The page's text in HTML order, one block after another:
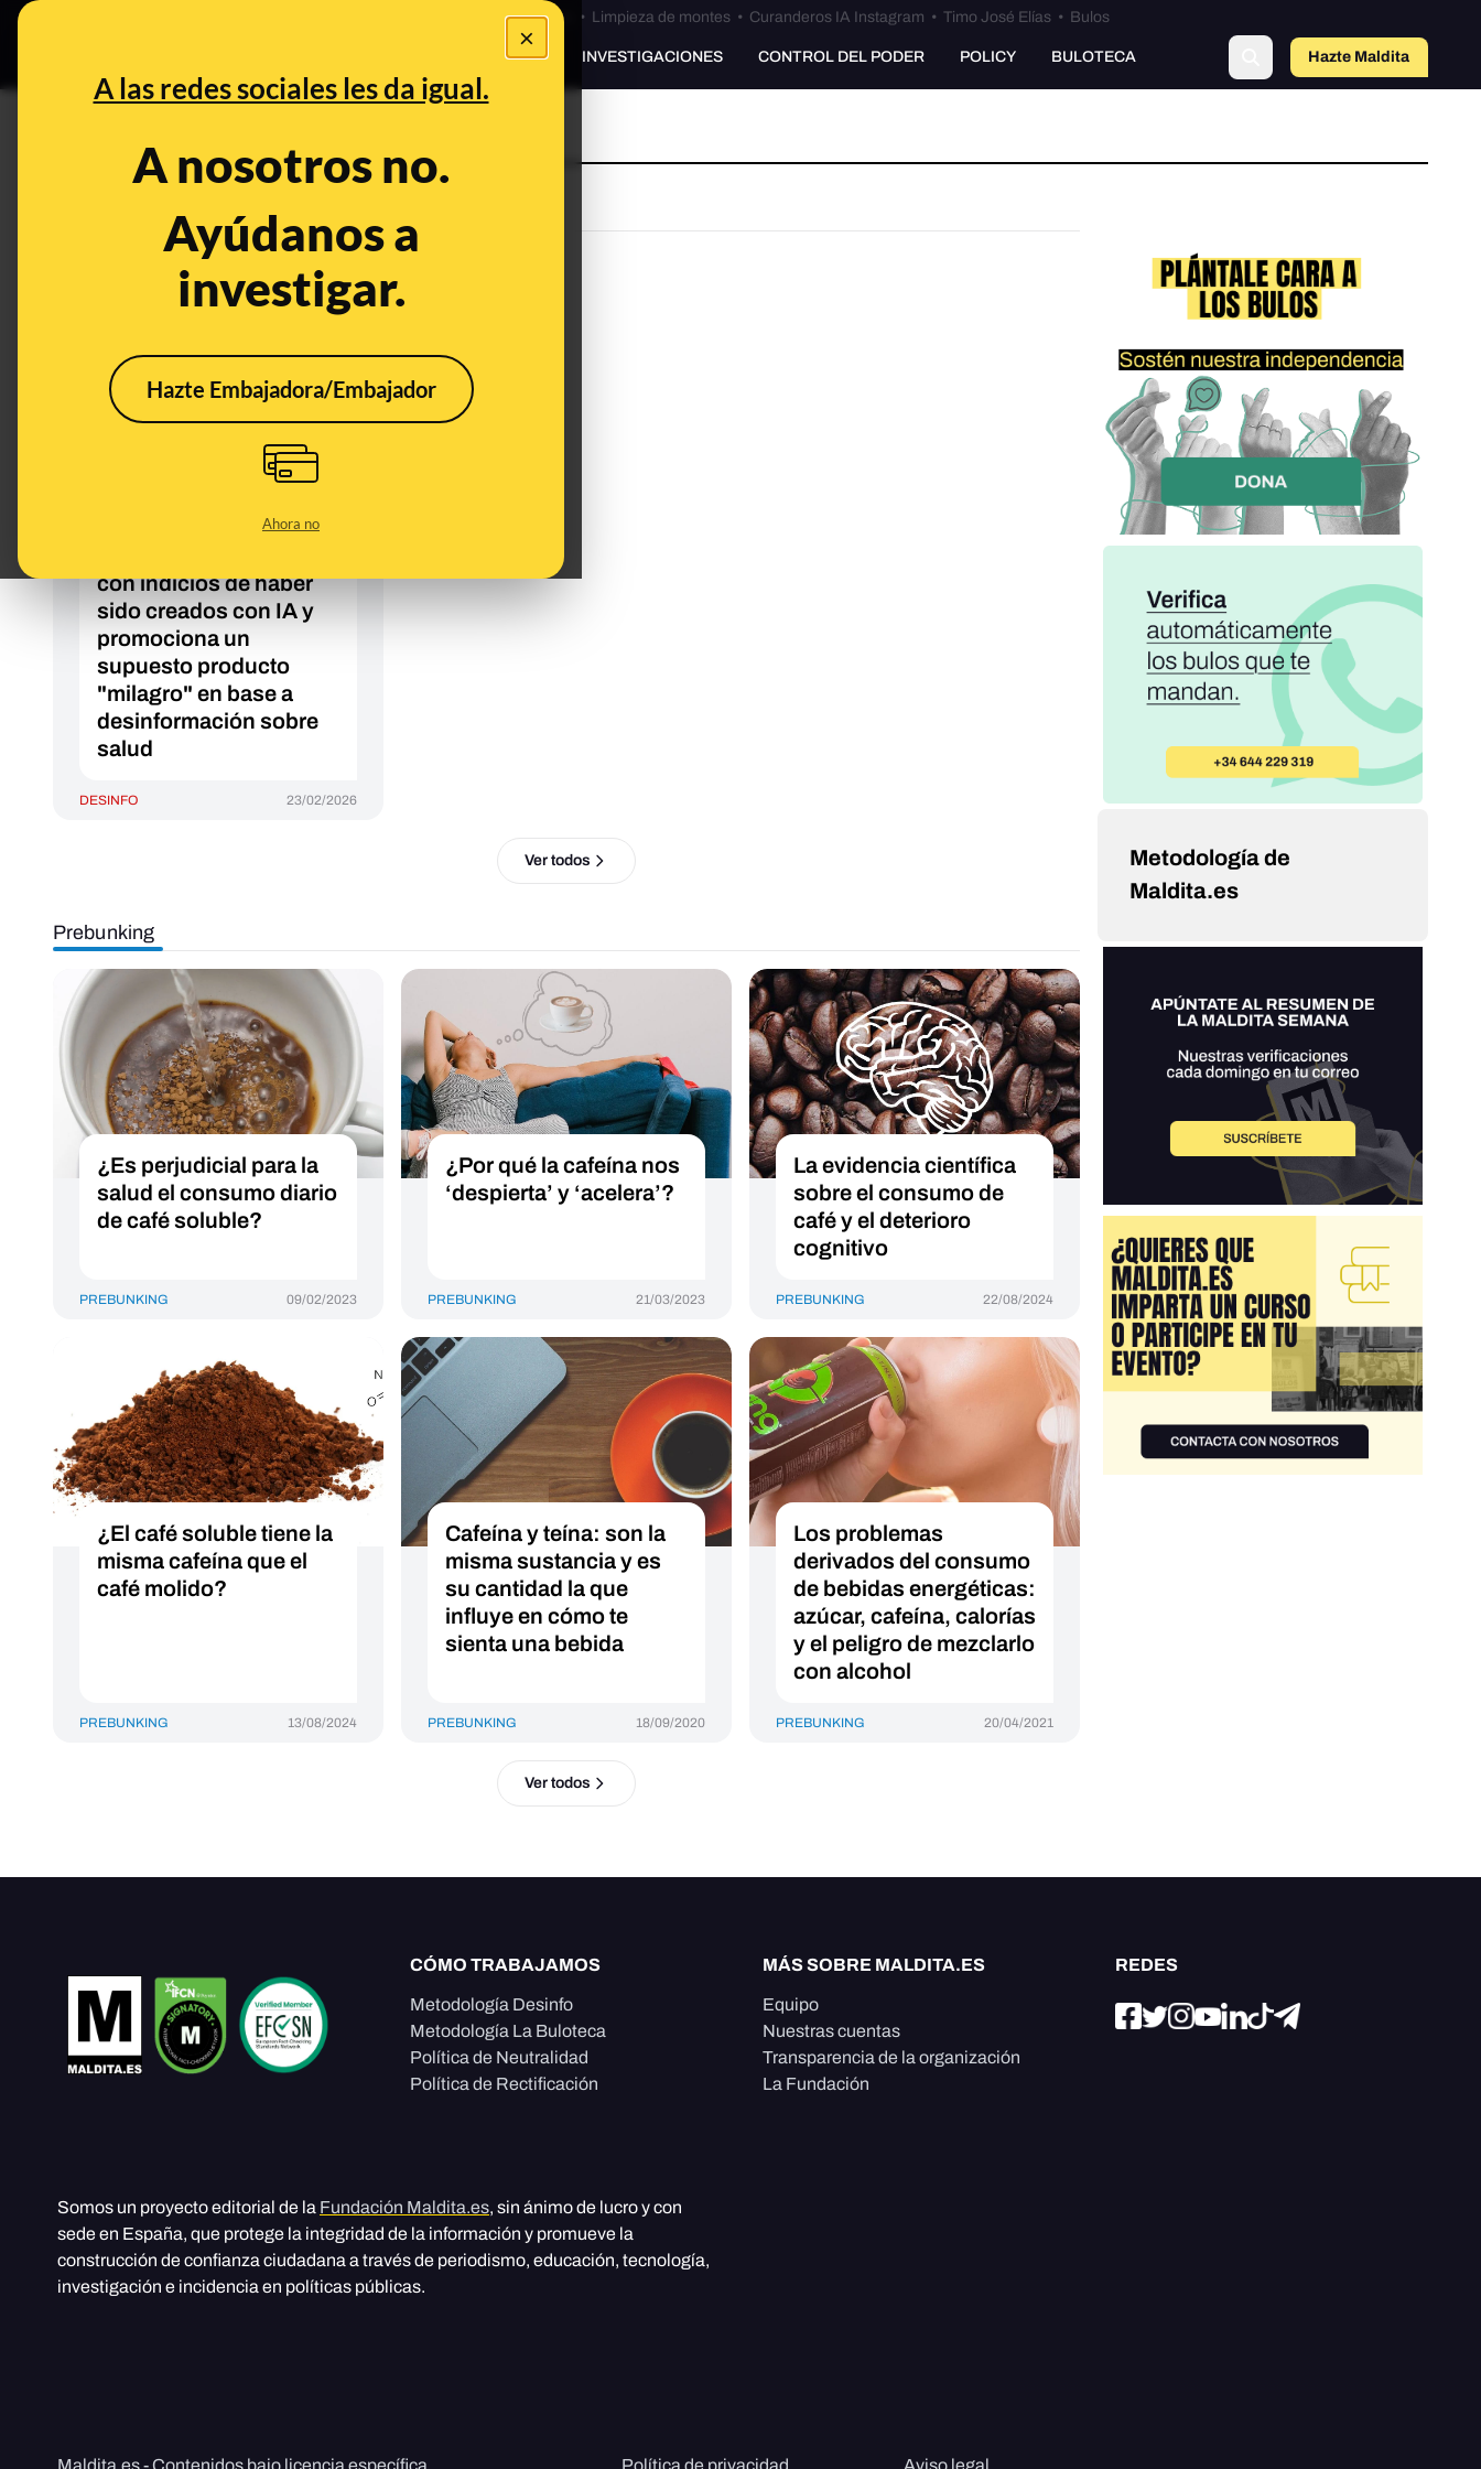
×
A las redes sociales les da igual.
A nosotros no.
Ayúdanos a
investigar.
Hazte Embajadora/Embajador
Ahora no
Bulos Ceuta • Limpieza de montes• Curanderos IA Instagram • Timo José Elías• Bulos
PREBUNKING INVESTIGACIONES CONTROL DEL PODER POLICY BULOTECA Hazte Maldita
afirmaciones sobre
"doctora Bárbara": la
con indicios de haber
sido creados con IA y
promociona un
supuesto producto
"milagro" en base a
desinformación sobre
salud
DESINFO 23/02/2026
Ver todos
Prebunking
¿Es perjudicial para la
salud el consumo diario
de café soluble?
PREBUNKING 09/02/2023
¿Por qué la cafeína nos
‘despierta’ y ‘acelera’?
PREBUNKING 21/03/2023
La evidencia científica
sobre el consumo de
café y el deterioro
cognitivo
PREBUNKING 22/08/2024
¿El café soluble tiene la
misma cafeína que el
café molido?
PREBUNKING 13/08/2024
Cafeína y teína: son la
misma sustancia y es
su cantidad la que
influye en cómo te
sienta una bebida
PREBUNKING 18/09/2020
Los problemas
derivados del consumo
de bebidas energéticas:
azúcar, cafeína, calorías
y el peligro de mezclarlo
con alcohol
PREBUNKING 20/04/2021
Ver todos
Metodología de
Maldita.es
CÓMO TRABAJAMOS
Metodología Desinfo
Metodología La Buloteca
Política de Neutralidad
Política de Rectificación
MÁS SOBRE MALDITA.ES
Equipo
Nuestras cuentas
Transparencia de la organización
La Fundación
REDES
Somos un proyecto editorial de la Fundación Maldita.es, sin ánimo de lucro y con
sede en España, que protege la integridad de la información y promueve la
construcción de confianza ciudadana a través de periodismo, educación, tecnología,
investigación e incidencia en políticas públicas.
Maldita.es - Contenidos bajo licencia específica Política de privacidad Aviso legal